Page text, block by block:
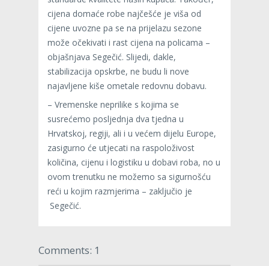
cijena domaće robe najčešće je viša od
cijene uvozne pa se na prijelazu sezone
može očekivati i rast cijena na policama –
objašnjava Segečić. Slijedi, dakle,
stabilizacija opskrbe, ne budu li nove
najavljene kiše ometale redovnu dobavu.
– Vremenske neprilike s kojima se
susrećemo posljednja dva tjedna u
Hrvatskoj, regiji, ali i u većem dijelu Europe,
zasigurno će utjecati na raspoloživost
količina, cijenu i logistiku u dobavi roba, no u
ovom trenutku ne možemo sa sigurnošću
reći u kojim razmjerima – zaključio je
Segečić.
Comments: 1